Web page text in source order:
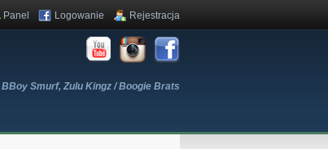
BBoy Smurf, Zulu Kingz / Boogie Brats
Panel Logowanie Rejestracja